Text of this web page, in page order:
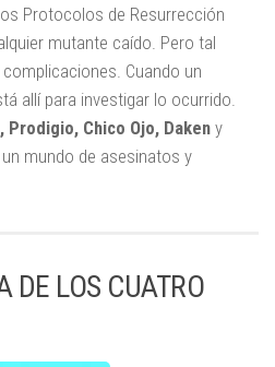
Protocolos de Resurrección
mutante caído. Pero tal
Cuando un
allí para investigar lo ocurrido.
Chico Ojo, Daken y
mundo de asesinatos y
DE LOS CUATRO